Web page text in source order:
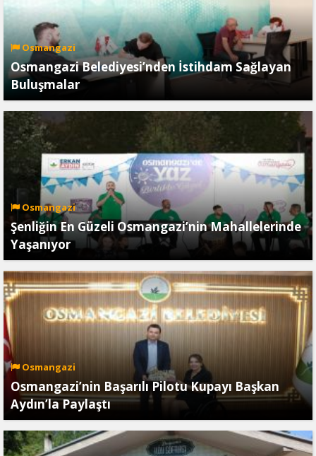
Osmangazi
Osmangazi Belediyesi’nden İstihdam Sağlayan
Buluşmalar
Osmangazi
Şenliğin En Güzeli Osmangazi’nin Mahallelerinde
Yaşanıyor
Osmangazi
Osmangazi’nin Başarılı Pilotu Kupayı Başkan
Aydın’la Paylaştı